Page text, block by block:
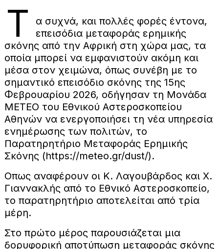
Τ
α συχνά, και πολλές φορές έντονα,
επεισόδια μεταφοράς ερημικής
σκόνης από την Αφρική στη χώρα μας, τα
οποία μπορεί να εμφανιστούν ακόμη και
μέσα στον χειμώνα, όπως συνέβη με το
σημαντικό επεισόδιο σκόνης της 15ης
Φεβρουαρίου 2026, οδήγησαν τη Μονάδα
ΜΕΤΕΟ του Εθνικού Αστεροσκοπείου
Αθηνών να ενεργοποιήσει τη νέα υπηρεσία
ενημέρωσης των πολιτών, το
Παρατηρητήριο Μεταφοράς Ερημικής
Σκόνης (https://meteo.gr/dust/).
Οπως αναφέρουν οι Κ. Λαγουβάρδος και Χ.
Γιαννακλής από το Εθνικό Αστεροσκοπείο,
το παρατηρητήριο αποτελείται από τρία
μέρη.
Στο πρώτο μέρος παρουσιάζεται μια
δορυφορική αποτύπωση μεταφοράς σκόνης